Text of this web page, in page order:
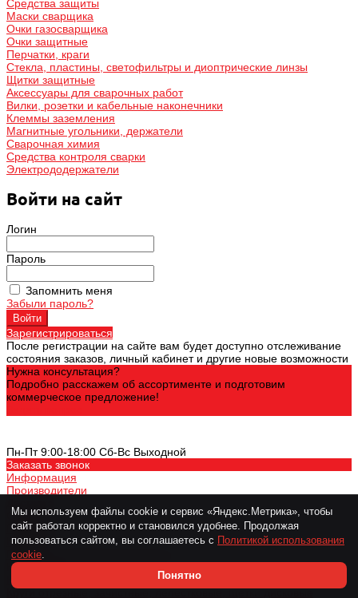
Средства защиты
Маски сварщика
Очки газосварщика
Очки защитные
Перчатки, краги
Стекла, пластины, светофильтры и диоптрические линзы
Щитки защитные
Аксессуары для сварочных работ
Вилки, розетки и кабельные наконечники
Клеммы заземления
Магнитные угольники, держатели
Сварочная химия
Средства контроля сварки
Электрододержатели
Войти на сайт
Логин
Пароль
Запомнить меня
Забыли пароль?
Войти
Зарегистрироваться
После регистрации на сайте вам будет доступно отслеживание
состояния заказов, личный кабинет и другие новые возможности
Нужна консультация?
Подробно расскажем об ассортименте и подготовим
коммерческое предложение!
Пн-Пт 9:00-18:00 Cб-Вс Выходной
Заказать звонок
Информация
Производители
Оплата
Гарантия
Контакты
Политика конфиденциальности
Карта сайта
Каталог
Круги отрезные, зачистные, лепестковые, щетки дисковые
Мы используем файлы cookie и сервис «Яндекс.Метрика», чтобы
сайт работал корректно и становился удобнее. Продолжая
пользоваться сайтом, вы соглашаетесь с Политикой использования
cookie.
Понятно